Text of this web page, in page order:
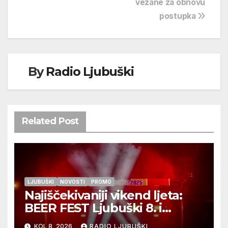
vezane za obnovu
postupka
ByRadio Ljubuški
Related Post
LJUBUŠKI NOVOSTI PROMO
Najiščekivaniji vikend ljeta:
BEER FEST Ljubuški 8. i
9.kolovoza
KOL 8, 2026 RADIO LJUBUŠKI